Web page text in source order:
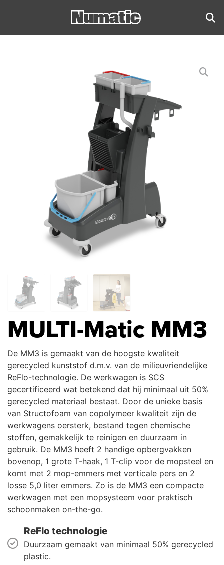
MULTI-Matic MM3
De MM3 is gemaakt van de hoogste kwaliteit
gerecycled kunststof d.m.v. van de milieuvriendelijke
ReFlo-technologie. De werkwagen is SCS
gecertificeerd wat betekend dat hij minimaal uit 50%
gerecycled materiaal bestaat. Door de unieke basis
van Structofoam van copolymeer kwaliteit zijn de
werkwagens oersterk, bestand tegen chemische
stoffen, gemakkelijk te reinigen en duurzaam in
gebruik. De MM3 heeft 2 handige opbergvakken
bovenop, 1 grote T-haak, 1 T-clip voor de mopsteel en
komt met 2 mop-emmers met verticale pers en 2
losse 5,0 liter emmers. Zo is de MM3 een compacte
werkwagen met een mopsysteem voor praktisch
schoonmaken on-the-go.
ReFlo technologie
Duurzaam gemaakt van minimaal 50% gerecycled
plastic.